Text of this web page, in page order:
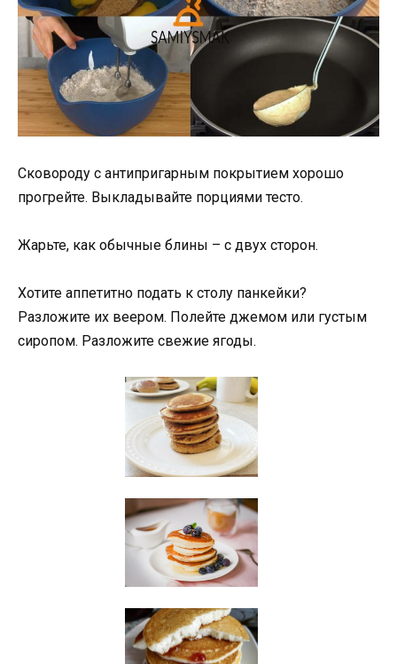
Сковороду с антипригарным покрытием хорошо
прогрейте. Выкладывайте порциями тесто.
Жарьте, как обычные блины – с двух сторон.
Хотите аппетитно подать к столу панкейки?
Разложите их веером. Полейте джемом или густым
сиропом. Разложите свежие ягоды.